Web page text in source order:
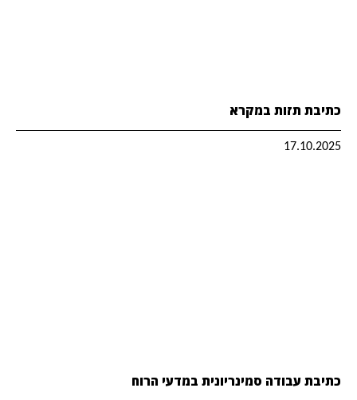
כתיבת תזות במקרא
17.10.2025
כתיבת עבודה סמינריונית במדעי הרוח